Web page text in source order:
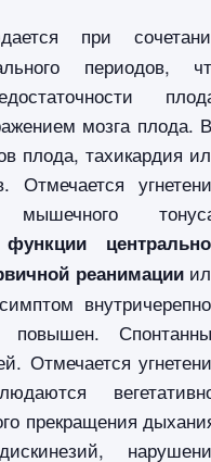
при
периодов,
мозга плода.
плода, тахикардия
мышечного
реанимации
Отмечается
прекращения